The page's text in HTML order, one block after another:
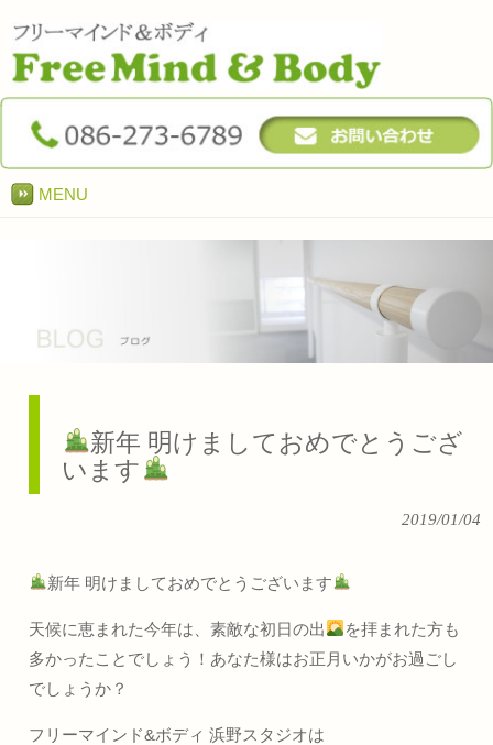
MENU
新年 明けましておめでとうござ
います
2019/01/04
新年 明けましておめでとうございます
天候に恵まれた今年は、素敵な初日の出
を拝まれた方も
多かったことでしょう！あなた様はお正月いかがお過ごし
でしょうか？
フリーマインド&ボディ 浜野スタジオは